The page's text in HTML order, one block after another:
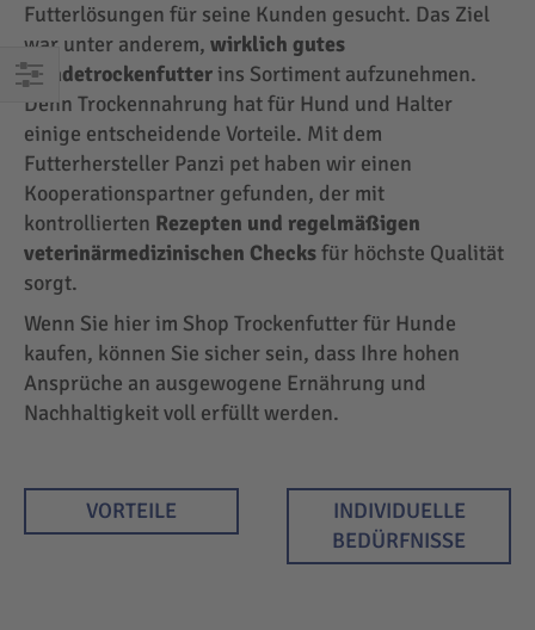
EINKAUFEN
NACH
Futterlösungen für seine Kunden gesucht. Das Ziel
war unter anderem, wirklich gutes
Hundetrockenfutter ins Sortiment aufzunehmen.
Denn Trockennahrung hat für Hund und Halter
einige entscheidende Vorteile. Mit dem
Futterhersteller Panzi pet haben wir einen
Kooperationspartner gefunden, der mit
kontrollierten Rezepten und regelmäßigen
veterinärmedizinischen Checksfür höchste Qualität
sorgt.
Wenn Sie hier im Shop Trockenfutter für Hunde
kaufen, können Sie sicher sein, dass Ihre hohen
Ansprüche an ausgewogene Ernährung und
Nachhaltigkeit voll erfüllt werden.
VORTEILE
INDIVIDUELLE
BEDÜRFNISSE